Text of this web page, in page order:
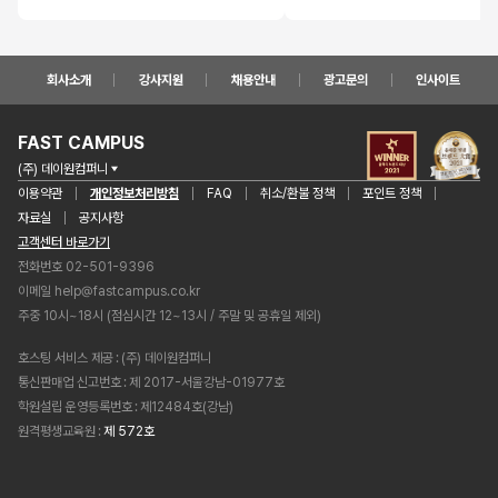
회사소개 강사지원 채용안내 광고문의 인사이트
FAST CAMPUS
(주) 데이원컴퍼니
이용약관
개인정보처리방침 FAQ 취소/환불 정책
포인트 정책
자료실
공지사항
고객센터 바로가기
전화번호 02-501-9396
이메일 help@fastcampus.co.kr
주중 10시~18시 (점심시간 12~13시 / 주말 및 공휴일 제외)
호스팅 서비스 제공 (주) 데이원컴퍼니
통신판매업 신고번호 제 2017-서울강남-01977호
학원설립 운영등록번호 제12484호(강남)
원격평생교육원 제 572호